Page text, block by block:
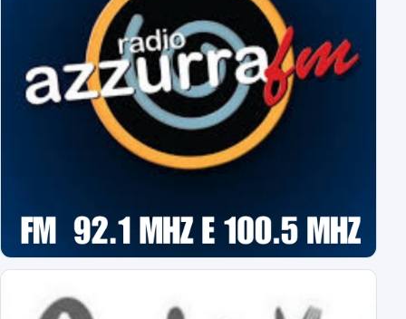
Il Novara è atteso dal quarto impegno estivo
Mercoledì a Chiavari. Tra amichevoli e mercato...
Orari Biglietteria "Silvio Piola"
Per poter sottoscrivere gli abbonamenti
L'Editoriale Azzurro
a cura di Massimo Barbero
Espugnato Bogliasco: Sampdoria 1 - Novara 2
terzo successo estivo per gli azzurri di Birindelli
Sampdoria-Novara: le formazioni ufficiali!